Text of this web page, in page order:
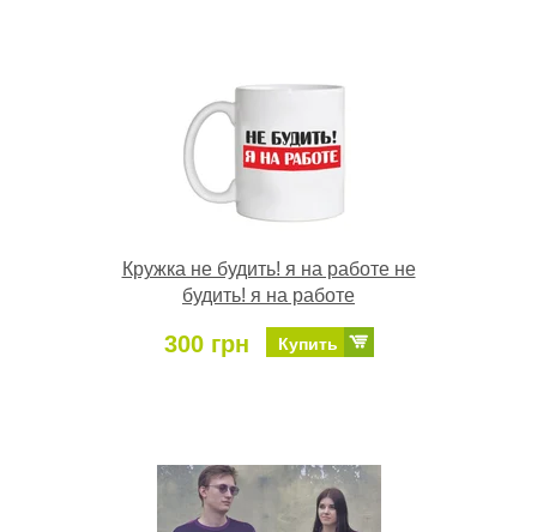
Кружка не будить! я на работе не
будить! я на работе
300 грн Купить